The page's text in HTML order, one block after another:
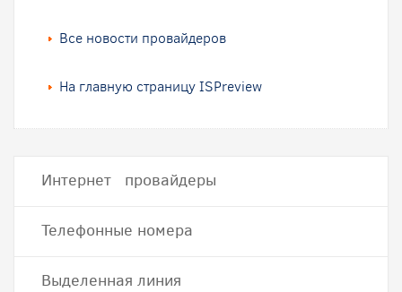
Все новости провайдеров
На главную страницу ISPreview
Интернет провайдеры
Телефонные номера
Выделенная линия